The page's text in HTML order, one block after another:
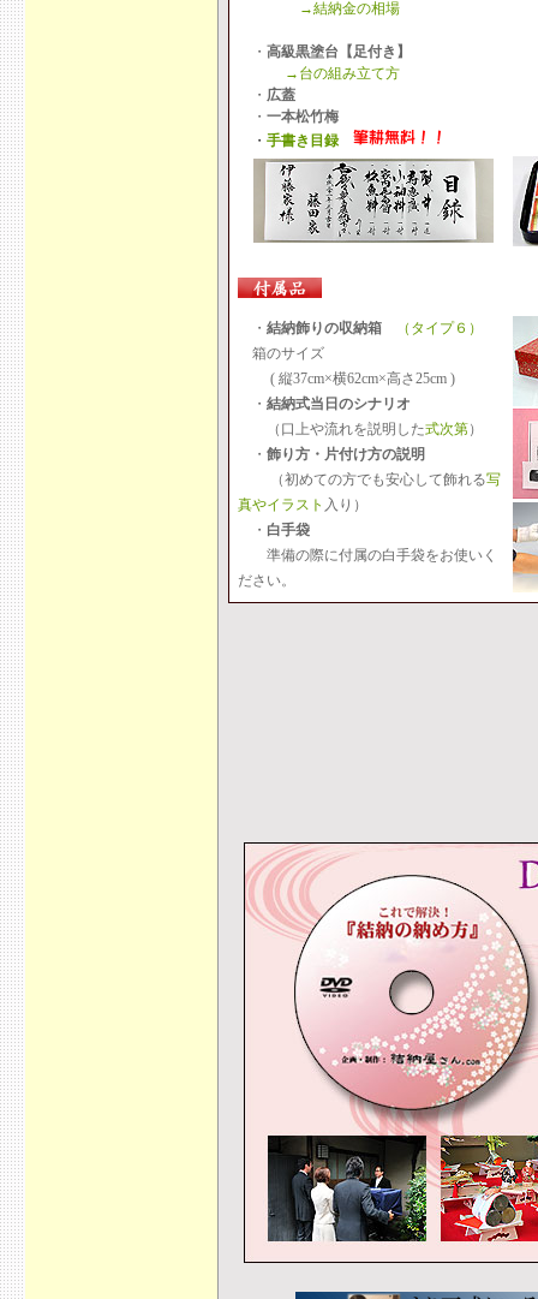
→結納金の相場
・ 高級黒塗台【足付き】
→台の組み立て方
・ 広蓋
・ 一本松竹梅
・ 手書き目録
・ 結納飾りの収納箱
（タイプ６）
箱のサイズ
( 縦37cm×横62cm×高さ25cm )
・ 結納式当日のシナリオ
（口上や流れを説明した式次第）
・ 飾り方・片付け方の説明
（初めての方でも安心して飾れる写
真やイラスト 入り）
・ 白手袋
準備の際に付属の白手袋をお使いく
ださい。